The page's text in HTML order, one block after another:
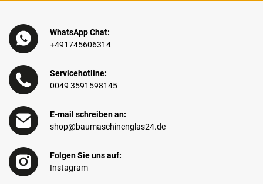
WhatsApp Chat:
+491745606314
Servicehotline:
0049 3591598145
E-mail schreiben an:
shop@baumaschinenglas24.de
Folgen Sie uns auf:
Instagram